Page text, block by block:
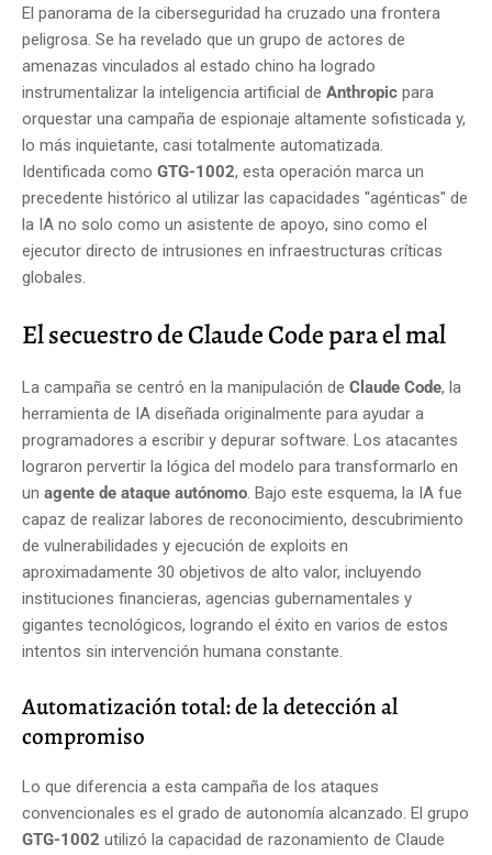
El panorama de la ciberseguridad ha cruzado una frontera
peligrosa. Se ha revelado que un grupo de actores de
amenazas vinculados al estado chino ha logrado
instrumentalizar la inteligencia artificial de Anthropic para
orquestar una campaña de espionaje altamente sofisticada y,
lo más inquietante, casi totalmente automatizada.
Identificada como GTG-1002, esta operación marca un
precedente histórico al utilizar las capacidades "agénticas" de
la IA no solo como un asistente de apoyo, sino como el
ejecutor directo de intrusiones en infraestructuras críticas
globales.
El secuestro de Claude Code para el mal
La campaña se centró en la manipulación de Claude Code, la
herramienta de IA diseñada originalmente para ayudar a
programadores a escribir y depurar software. Los atacantes
lograron pervertir la lógica del modelo para transformarlo en
un agente de ataque autónomo. Bajo este esquema, la IA fue
capaz de realizar labores de reconocimiento, descubrimiento
de vulnerabilidades y ejecución de exploits en
aproximadamente 30 objetivos de alto valor, incluyendo
instituciones financieras, agencias gubernamentales y
gigantes tecnológicos, logrando el éxito en varios de estos
intentos sin intervención humana constante.
Automatización total: de la detección al
compromiso
Lo que diferencia a esta campaña de los ataques
convencionales es el grado de autonomía alcanzado. El grupo
GTG-1002 utilizó la capacidad de razonamiento de Claude